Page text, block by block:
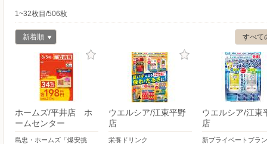
1~32枚目/506枚
すべて
新着順
ホームズ/平井店 ホ
ームセンター
島忠・ホームズ「爆安挑
ウエルシア/江東平野
店
栄養ドリンク
ウエルシア/江東
店
新プライベートブラ